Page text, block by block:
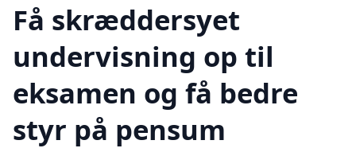
Få skræddersyet
undervisning op til
eksamen og få bedre
styr på pensum